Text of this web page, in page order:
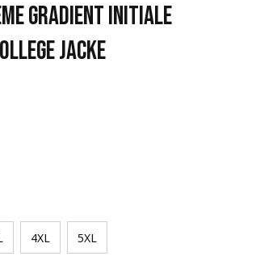
Gradient Initiale
Jacke
4XL 5XL